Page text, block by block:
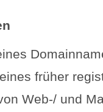
früher
Web-/ und